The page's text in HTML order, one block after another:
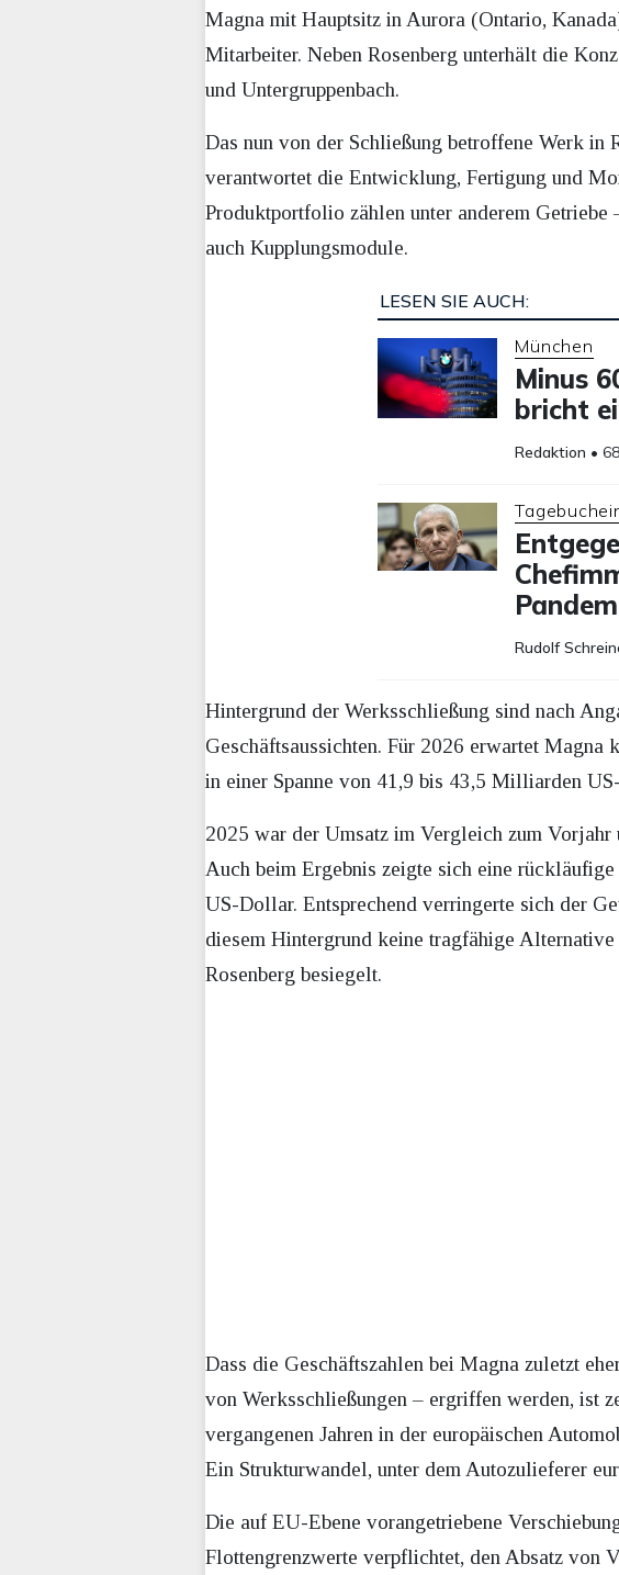
Magna mit Hauptsitz in Aurora (Ontario,
Mitarbeiter. Neben Rosenberg unterhält die
und Untergruppenbach.
Das nun von der Schließung betroffene Werk
verantwortet die Entwicklung, Fertigung und
Produktportfolio zählen unter anderem
auch Kupplungsmodule.
LESEN SIE AUCH:
München
Minus
bricht
Redaktion •
Rudolf
Hintergrund der Werksschließung sind nach
Geschäftsaussichten. Für 2026 erwartet Magna
in einer Spanne von 41,9 bis 43,5 Milliarden
2025 war der Umsatz im Vergleich zum
Auch beim Ergebnis zeigte sich eine
US-Dollar. Entsprechend verringerte sich der
diesem Hintergrund keine tragfähige
Rosenberg besiegelt.
Dass die Geschäftszahlen bei Magna zuletzt
von Werksschließungen – ergriffen werden, ist
vergangenen Jahren in der europäischen
Ein Strukturwandel, unter dem Autozulieferer
Die auf EU-Ebene vorangetriebene
Flottengrenzwerte verpflichtet, den Absatz von